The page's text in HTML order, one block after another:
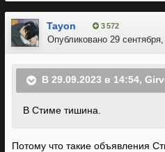
Tayon 3 572
Опубликовано 29
В 29.09.2023 в 14:54,
В Стиме тишина.
Потому что такие объявления